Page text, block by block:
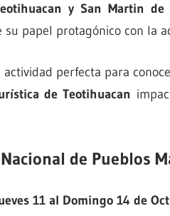
y San Martin de
papel protagónico con la
actividad perfecta para
de Teotihuacan
de Pueblos
11 al Domingo 14 de